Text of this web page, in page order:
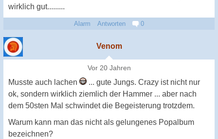
wirklich gut.........
Alarm Antworten 0
Venom
Vor 20 Jahren
Musste auch lachen
... gute Jungs. Crazy ist nicht nur
ok, sondern wirklich ziemlich der Hammer ... aber nach
dem 50sten Mal schwindet die Begeisterung trotzdem.
Warum kann man das nicht als gelungenes Popalbum
bezeichnen?